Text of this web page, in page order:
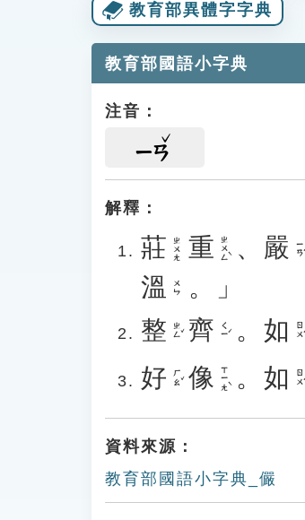
教育部異體字字典
教育部國語小字典
注音：
ㄧㄢ
解釋：
莊 ㄓㄨㄤ 重 ㄓㄨㄥˋ 、 嚴 ㄧㄢˊ
溫 ㄨㄣ
。」
整 ㄓㄥˇ 齊 ㄑㄧˊ 。 如 ㄖㄨˊ
好 ㄏㄠˇ 像 ㄒㄧㄤˋ 。 如 ㄖㄨˊ
資料來源：
教育部國語小字典_儼